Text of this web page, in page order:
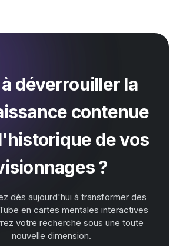
déverrouiller la
contenue
de vos
?
dès aujourd'hui à transformer des
en cartes mentales interactives
votre recherche sous une toute
nouvelle dimension.